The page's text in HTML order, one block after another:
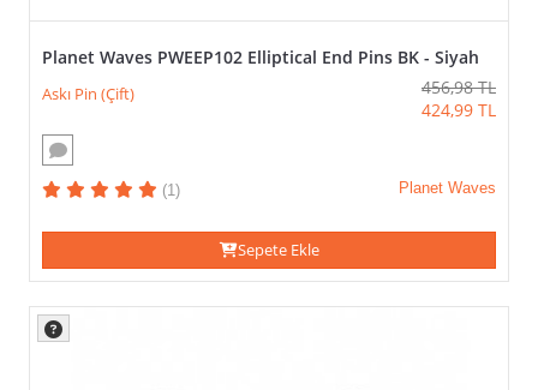
Planet Waves PWEEP102 Elliptical End Pins BK - Siyah
Askı Pin (Çift) 456,98 TL
424,99 TL
(1) Planet Waves
Sepete Ekle